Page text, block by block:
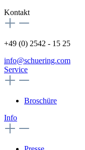
Kontakt
+49 (0) 2542 - 15 25
info@schuering.com
Service
Broschüre
Info